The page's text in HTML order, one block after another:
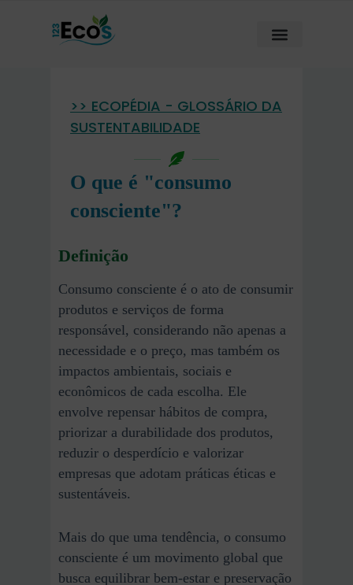
>> ECOPÉDIA - GLOSSÁRIO DA
SUSTENTABILIDADE
O que é "consumo
consciente"?
Definição
Consumo consciente é o ato de consumir
produtos e serviços de forma
responsável, considerando não apenas a
necessidade e o preço, mas também os
impactos ambientais, sociais e
econômicos de cada escolha. Ele
envolve repensar hábitos de compra,
priorizar a durabilidade dos produtos,
reduzir o desperdício e valorizar
empresas que adotam práticas éticas e
sustentáveis.
Mais do que uma tendência, o consumo
consciente é um movimento global que
busca equilibrar bem-estar e preservação